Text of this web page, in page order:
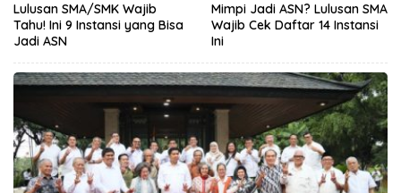
Lulusan SMA/SMK Wajib
Tahu! Ini 9 Instansi yang Bisa
Jadi ASN
Mimpi Jadi ASN? Lulusan SMA
Wajib Cek Daftar 14 Instansi
Ini